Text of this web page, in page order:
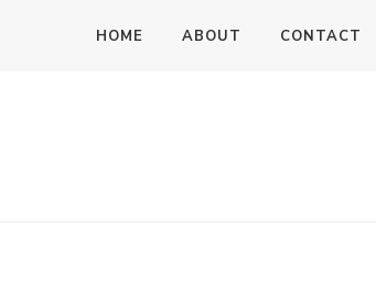
HOME ABOUT CONTACT